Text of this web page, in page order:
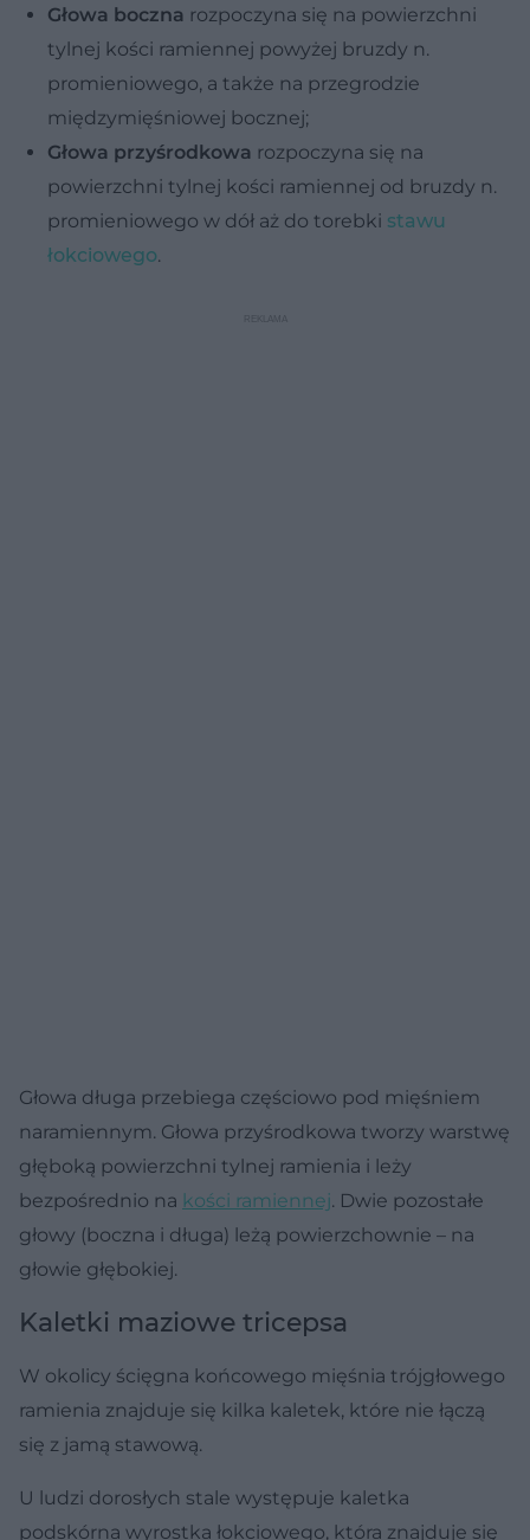
Głowa boczna rozpoczyna się na powierzchni
tylnej kości ramiennej powyżej bruzdy n.
promieniowego, a także na przegrodzie
międzymięśniowej bocznej;
Głowa przyśrodkowa rozpoczyna się na
powierzchni tylnej kości ramiennej od bruzdy n.
promieniowego w dół aż do torebki stawu
łokciowego.
Głowa długa przebiega częściowo pod mięśniem
naramiennym. Głowa przyśrodkowa tworzy warstwę
głęboką powierzchni tylnej ramienia i leży
bezpośrednio na kości ramiennej. Dwie pozostałe
głowy (boczna i długa) leżą powierzchownie – na
głowie głębokiej.
Kaletki maziowe tricepsa
W okolicy ścięgna końcowego mięśnia trójgłowego
ramienia znajduje się kilka kaletek, które nie łączą
się z jamą stawową.
U ludzi dorosłych stale występuje kaletka
podskórna wyrostka łokciowego, która znajduje się